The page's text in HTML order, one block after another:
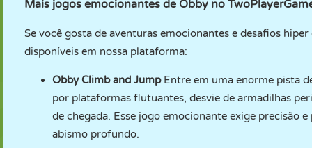
Mais jogos emocionantes de Obby no
Se você gosta de aventuras emocionantes e desafios
disponíveis em nossa plataforma:
Obby Climb and Jump Entre em uma enorme pista
por plataformas flutuantes, desvie de armadilhas
de chegada. Esse jogo emocionante exige precisão
abismo profundo.